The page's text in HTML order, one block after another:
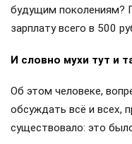
будущим поколениям?
зарплату всего в 500
И словно мухи тут и
Об этом человеке,
обсуждать всё и всех,
существовало: это